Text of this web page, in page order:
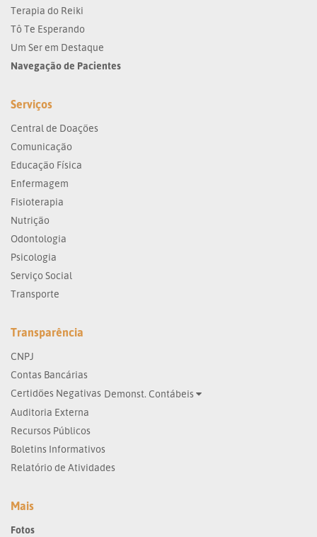
Terapia do Reiki
Tô Te Esperando
Um Ser em Destaque
Navegação de Pacientes
Serviços
Central de Doações
Comunicação
Educação Física
Enfermagem
Fisioterapia
Nutrição
Odontologia
Psicologia
Serviço Social
Transporte
Transparência
CNPJ
Contas Bancárias
Certidões Negativas Demonst. Contábeis
Auditoria Externa
Recursos Públicos
Boletins Informativos
Relatório de Atividades
Mais
Fotos